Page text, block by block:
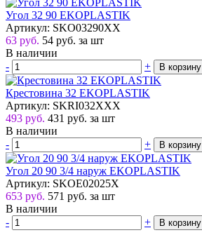
Угол 32 90 EKOPLASTIK
Артикул: SKO03290XX
63 руб. 54 руб. за шт
В наличии
-
+ В корзину
Крестовина 32 EKOPLASTIK
Артикул: SKRI032XXX
493 руб. 431 руб. за шт
В наличии
-
+ В корзину
Угол 20 90 3/4 наруж EKOPLASTIK
Артикул: SKOE02025X
653 руб. 571 руб. за шт
В наличии
-
+ В корзину